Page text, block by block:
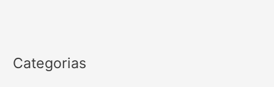
Categorias